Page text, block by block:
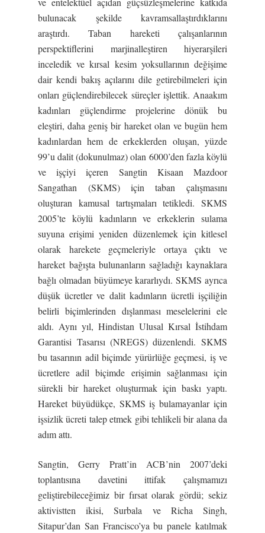
bulunacak şekilde kavramsallaştırdıklarını
araştırdı. Taban hareketi çalışanlarının
perspektiflerini marjinalleştiren hiyerarşileri
inceledik ve kırsal kesim yoksullarının değişime
dair kendi bakış açılarını dile getirebilmeleri için
onları güçlendirebilecek süreçler işlettik. Anaakım
kadınları güçlendirme projelerine dönük bu
eleştiri, daha geniş bir hareket olan ve bugün hem
kadınlardan hem de erkeklerden oluşan, yüzde
99’u dalit (dokunulmaz) olan 6000’den fazla köylü
ve işçiyi içeren Sangtin Kisaan Mazdoor
Sangathan (SKMS) için taban çalışmasını
oluşturan kamusal tartışmaları tetikledi. SKMS
2005’te köylü kadınların ve erkeklerin sulama
suyuna erişimi yeniden düzenlemek için kitlesel
olarak harekete geçmeleriyle ortaya çıktı ve
hareket bağışta bulunanların sağladığı kaynaklara
bağlı olmadan büyümeye kararlıydı. SKMS ayrıca
düşük ücretler ve dalit kadınların ücretli işçiliğin
belirli biçimlerinden dışlanması meselelerini ele
aldı. Aynı yıl, Hindistan Ulusal Kırsal İstihdam
Garantisi Tasarısı (NREGS) düzenlendi. SKMS
bu tasarının adil biçimde yürürlüğe geçmesi, iş ve
ücretlere adil biçimde erişimin sağlanması için
sürekli bir hareket oluşturmak için baskı yaptı.
Hareket büyüdükçe, SKMS iş bulamayanlar için
işsizlik ücreti talep etmek gibi tehlikeli bir alana da
adım attı.
Sangtin, Gerry Pratt’in ACB’nin 2007’deki
toplantısına davetini ittifak çalışmamızı
geliştirebileceğimiz bir fırsat olarak gördü; sekiz
aktivistten ikisi, Surbala ve Richa Singh,
Sitapur’dan San Francisco’ya bu panele katılmak